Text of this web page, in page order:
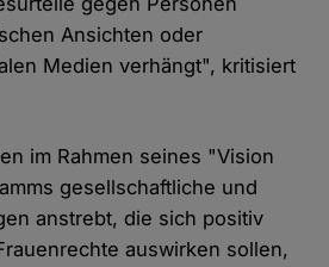
Ansichten oder
Medien verhängt", kritisiert
im Rahmen seines "Vision
gesellschaftliche und
anstrebt, die sich positiv
auswirken sollen,